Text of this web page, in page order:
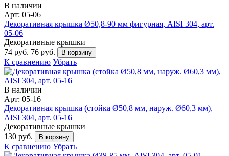
В наличии
Арт: 05-06
Декоративная крышка Ø50,8-90 мм фигурная, AISI 304, арт.
05-06
Декоративные крышки
74 руб. 76 руб. В корзину
К сравнению Убрать
В наличии
Арт: 05-16
Декоративная крышка (стойка Ø50,8 мм, наруж. Ø60,3 мм),
AISI 304, арт. 05-16
Декоративные крышки
130 руб.
В корзину
К сравнению Убрать